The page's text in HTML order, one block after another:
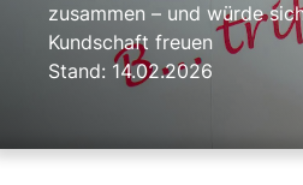
zusammen – und würde
Kundschaft freuen
Stand: 14.02.2026